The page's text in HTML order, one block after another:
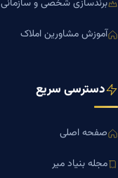
برندسازی شخصی و سازمانی
آموزش مشاورین املاک
دسترسی سریع
صفحه اصلی
مجله بنیاد میر